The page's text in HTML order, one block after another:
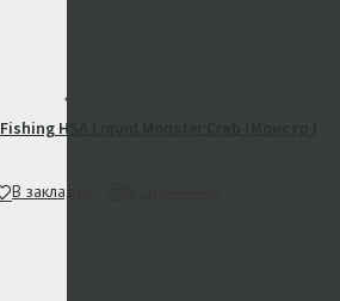
HSA Liquid Monster Crab (Монстр
В закладки